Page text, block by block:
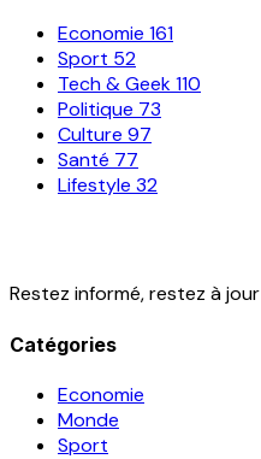
Economie 161
Sport 52
Tech & Geek110
Politique 73
Culture 97
Santé 77
Lifestyle 32
Restez informé, restez à jour
Catégories
Economie
Monde
Sport